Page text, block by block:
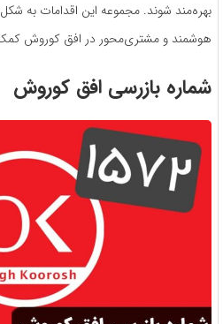
بهره‌مند شوند. مجموعه این اقدامات به
هوشمند و مشتری‌محور در افق کوروش
شماره بازرسی افق کوروش